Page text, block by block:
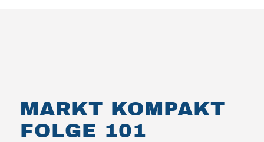
MARKT KOMPAKT
FOLGE 101